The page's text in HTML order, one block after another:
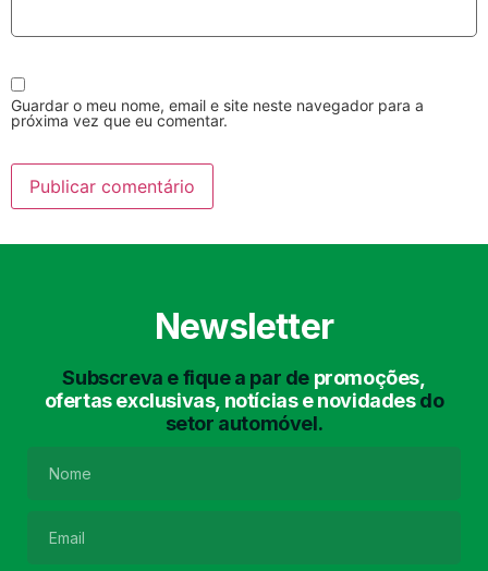
Guardar o meu nome, email e site neste navegador para a
próxima vez que eu comentar.
Newsletter
Subscreva e fique a par de promoções,
ofertas exclusivas, notícias e novidadesdo
setor automóvel.
Lavagem Manual
Lavagem de Chassis Matrículas